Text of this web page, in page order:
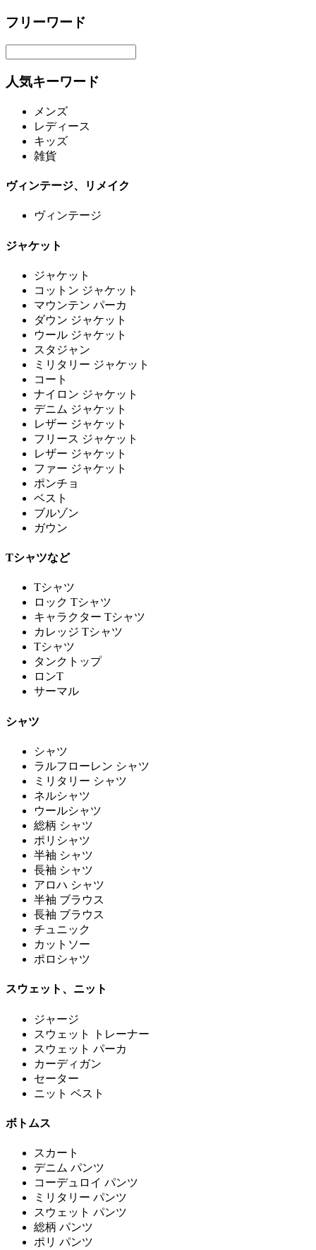
フリーワード
人気キーワード
メンズ
レディース
キッズ
雑貨
ヴィンテージ、リメイク
ヴィンテージ
ジャケット
ジャケット
コットン ジャケット
マウンテン パーカ
ダウン ジャケット
ウール ジャケット
スタジャン
ミリタリー ジャケット
コート
ナイロン ジャケット
デニム ジャケット
レザー ジャケット
フリース ジャケット
レザー ジャケット
ファー ジャケット
ポンチョ
ベスト
ブルゾン
ガウン
Tシャツなど
Tシャツ
ロック Tシャツ
キャラクター Tシャツ
カレッジ Tシャツ
Tシャツ
タンクトップ
ロンT
サーマル
シャツ
シャツ
ラルフローレン シャツ
ミリタリー シャツ
ネルシャツ
ウールシャツ
総柄 シャツ
ポリシャツ
半袖 シャツ
長袖 シャツ
アロハ シャツ
半袖 ブラウス
長袖 ブラウス
チュニック
カットソー
ポロシャツ
スウェット、ニット
ジャージ
スウェット トレーナー
スウェット パーカ
カーディガン
セーター
ニット ベスト
ボトムス
スカート
デニム パンツ
コーデュロイ パンツ
ミリタリー パンツ
スウェット パンツ
総柄 パンツ
ポリ パンツ